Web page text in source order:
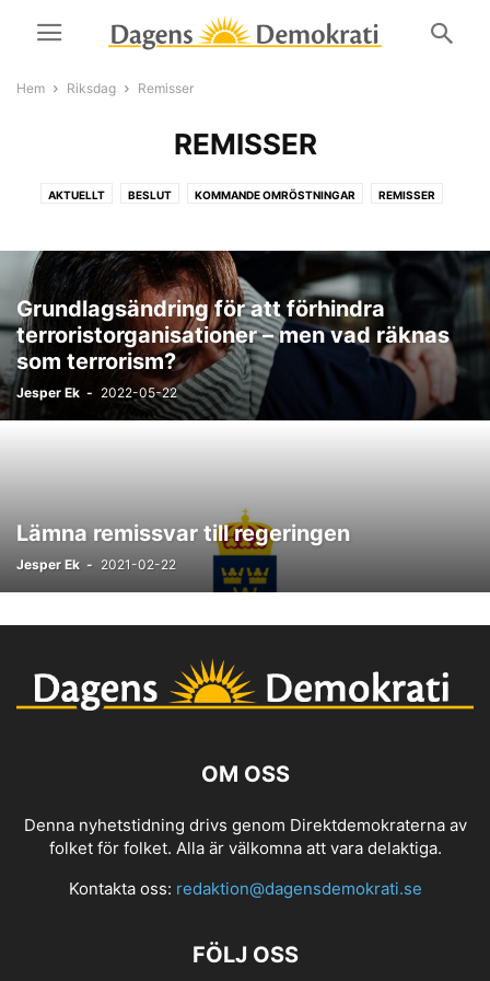
Hem Riksdag Remisser
REMISSER
AKTUELLT BESLUT KOMMANDE OMRÖSTNINGAR REMISSER
Grundlagsändring för att förhindra
terroristorganisationer – men vad räknas
som terrorism?
Jesper Ek - 2022-05-22
Lämna remissvar till regeringen
Jesper Ek - 2021-02-22
OM OSS
Denna nyhetstidning drivs genom Direktdemokraterna av
folket för folket. Alla är välkomna att vara delaktiga.
Kontakta oss: redaktion@dagensdemokrati.se
FÖLJ OSS